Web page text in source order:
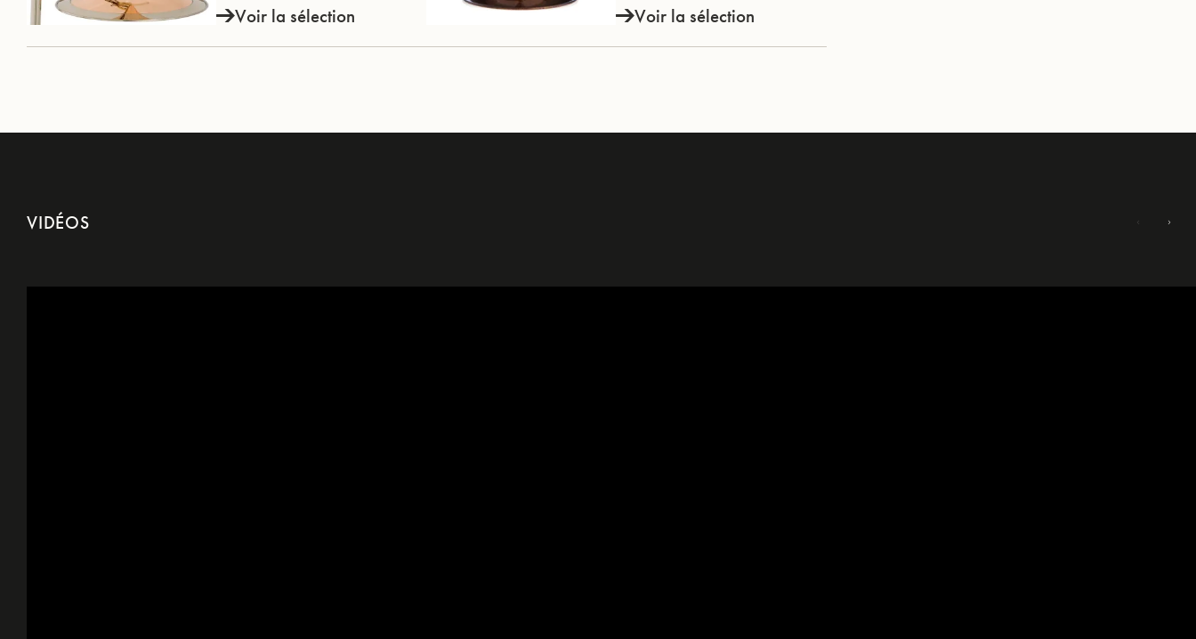
Voir la sélection Voir la sélection
VIDÉOS